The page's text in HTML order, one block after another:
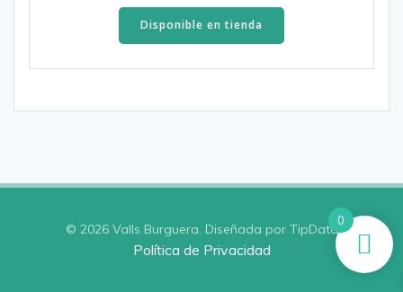
Disponible en tienda
© 2026 Valls Burguera. Diseñada por TipData
Política de Privacidad
0